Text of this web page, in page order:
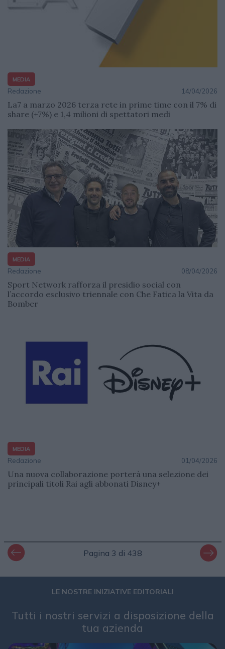
MEDIA
Redazione 14/04/2026
La7 a marzo 2026 terza rete in prime time con il 7% di
share (+7%) e 1,4 milioni di spettatori medi
MEDIA
Redazione 08/04/2026
Sport Network rafforza il presidio social con
l’accordo esclusivo triennale con Che Fatica la Vita da
Bomber
MEDIA
Redazione 01/04/2026
Una nuova collaborazione porterà una selezione dei
principali titoli Rai agli abbonati Disney+
Pagina 3 di 438
LE NOSTRE INIZIATIVE EDITORIALI
Tutti i nostri servizi a disposizione della
tua azienda